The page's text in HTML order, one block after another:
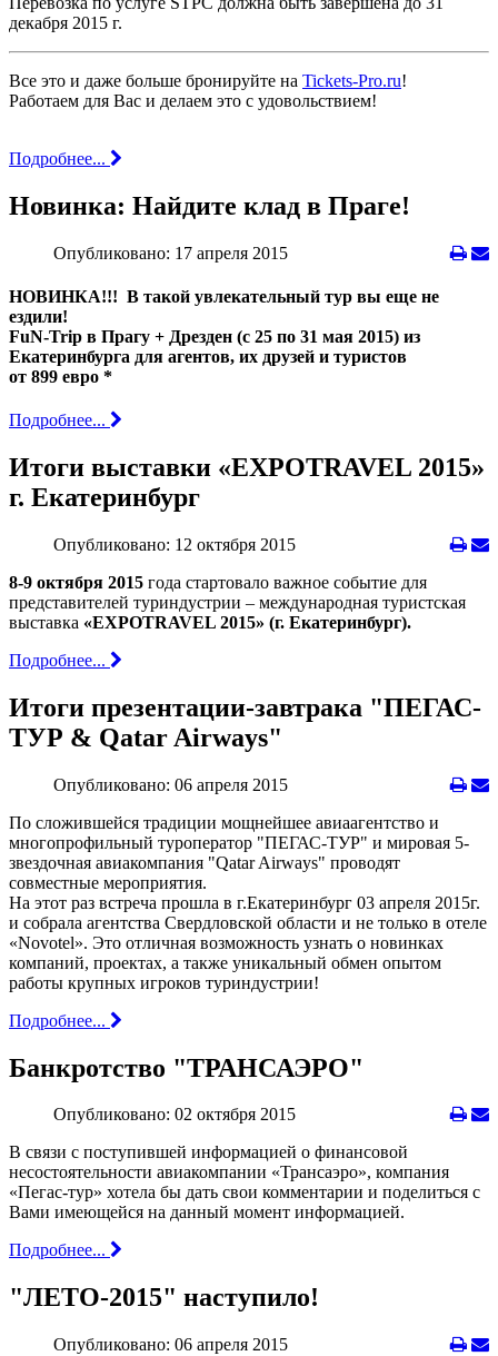
декабря 2015 г.
Все это и даже больше бронируйте на Tickets-Pro.ru!
Работаем для Вас и делаем это с удовольствием!
Подробнее...
Новинка: Найдите клад в Праге!
Опубликовано: 17 апреля 2015
НОВИНКА!!! В такой увлекательный тур вы еще не
ездили!
FuN-Trip в Прагу + Дрезден (с 25 по 31 мая 2015) из
Екатеринбурга для агентов, их друзей и туристов
от 899 евро *
Подробнее...
Итоги выставки «EXPOTRAVEL 2015»
г. Екатеринбург
Опубликовано: 12 октября 2015
8-9 октября 2015 года стартовало важное событие для
представителей туриндустрии – международная туристская
выставка «EXPOTRAVEL 2015» (г. Екатеринбург).
Подробнее...
Итоги презентации-завтрака "ПЕГАС-
ТУР & Qatar Airways"
Опубликовано: 06 апреля 2015
По сложившейся традиции мощнейшее авиаагентство и
многопрофильный туроператор "ПЕГАС-ТУР" и мировая 5-
звездочная авиакомпания "Qatar Airways" проводят
совместные мероприятия.
На этот раз встреча прошла в г.Екатеринбург 03 апреля 2015г.
и собрала агентства Свердловской области и не только в отеле
«Novotel». Это отличная возможность узнать о новинках
компаний, проектах, а также уникальный обмен опытом
работы крупных игроков туриндустрии!
Подробнее...
Банкротство "ТРАНСАЭРО"
Опубликовано: 02 октября 2015
В связи с поступившей информацией о финансовой
несостоятельности авиакомпании «Трансаэро», компания
«Пегас-тур» хотела бы дать свои комментарии и поделиться с
Вами имеющейся на данный момент информацией.
Подробнее...
"ЛЕТО-2015" наступило!
Опубликовано: 06 апреля 2015